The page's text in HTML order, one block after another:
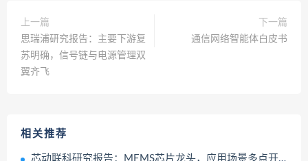
上一篇
思瑞浦研究报告：主要下游复
苏明确，信号链与电源管理双
翼齐飞
下一篇
通信网络智能体白皮书
相关推荐
芯动联科研究报告：MEMS芯片龙头，应用场景多点开花